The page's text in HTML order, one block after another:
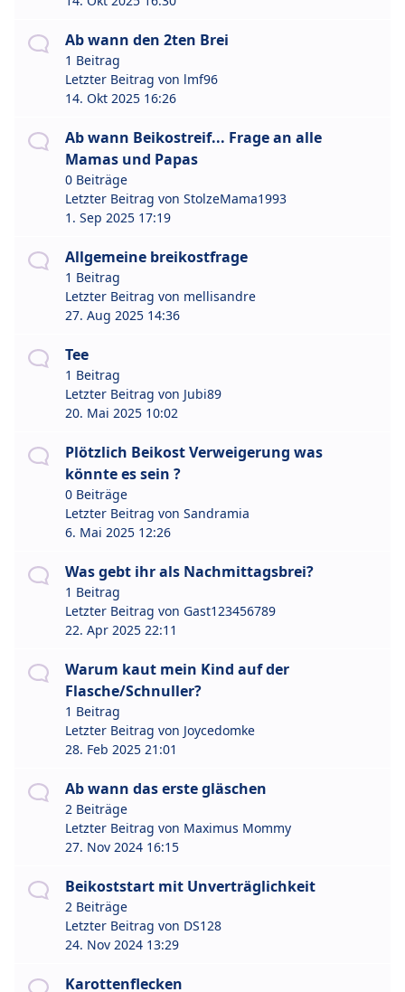
Ab wann den 2ten Brei
1 Beitrag
Letzter Beitrag von lmf96
14. Okt 2025 16:26
Ab wann Beikostreif... Frage an alle
Mamas und Papas
0 Beiträge
Letzter Beitrag von StolzeMama1993
1. Sep 2025 17:19
Allgemeine breikostfrage
1 Beitrag
Letzter Beitrag von mellisandre
27. Aug 2025 14:36
Tee
1 Beitrag
Letzter Beitrag von Jubi89
20. Mai 2025 10:02
Plötzlich Beikost Verweigerung was
könnte es sein ?
0 Beiträge
Letzter Beitrag von Sandramia
6. Mai 2025 12:26
Was gebt ihr als Nachmittagsbrei?
1 Beitrag
Letzter Beitrag von Gast123456789
22. Apr 2025 22:11
Warum kaut mein Kind auf der
Flasche/Schnuller?
1 Beitrag
Letzter Beitrag von Joycedomke
28. Feb 2025 21:01
Ab wann das erste gläschen
2 Beiträge
Letzter Beitrag von Maximus Mommy
27. Nov 2024 16:15
Beikoststart mit Unverträglichkeit
2 Beiträge
Letzter Beitrag von DS128
24. Nov 2024 13:29
Karottenflecken